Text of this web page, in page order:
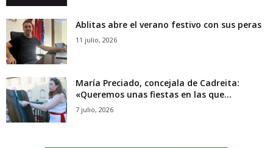
Ablitas abre el verano festivo con sus peras
11 julio, 2026
María Preciado, concejala de Cadreita:
«Queremos unas fiestas en las que...
7 julio, 2026